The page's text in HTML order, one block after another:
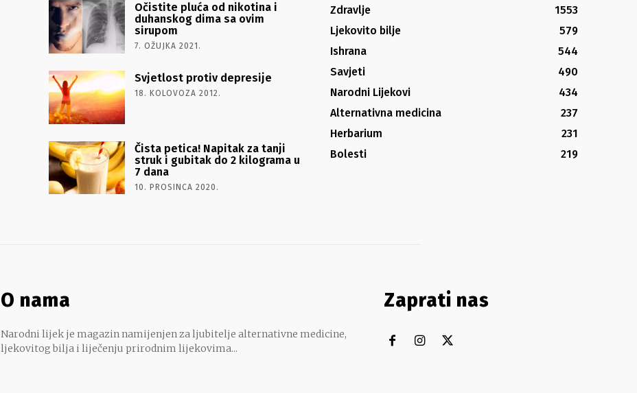
Očistite pluća od nikotina i
duhanskog dima sa ovim
sirupom
7. OŽUJKA 2021.
Svjetlost protiv depresije
18. KOLOVOZA 2012.
Čista petica! Napitak za tanji
struk i gubitak do 2 kilograma u
7 dana
10. PROSINCA 2020.
Zdravlje
1553
Ljekovito bilje
579
Ishrana
544
Savjeti
490
Narodni Lijekovi
434
Alternativna medicina
237
Herbarium
231
Bolesti
219
O nama
Narodni lijek je magazin namijenjen za ljubitelje alternativne medicine,
ljekovitog bilja i liječenju prirodnim lijekovima...
Zaprati nas